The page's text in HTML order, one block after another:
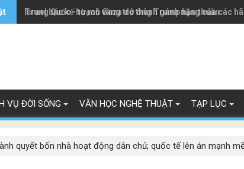
Trung Quốc - từ mỏ vàng trở thành gánh nặng của các
Israel bác kế hoạch Gaza do ông Trump hậu thuẫn
VỤ ĐỜI SỐNG VĂN HỌC NGHỆ THUẬT TẠP LỤC
quyết bốn nhà hoạt động dân chủ; quốc tế lên án mạnh